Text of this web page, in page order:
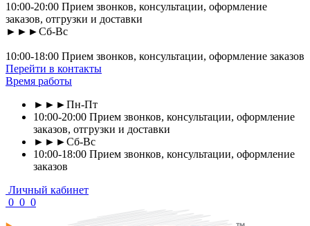
10:00-20:00 Прием звонков, консультации, оформление
заказов, отгрузки и доставки
►►►Сб-Вс
10:00-18:00 Прием звонков, консультации, оформление заказов
Перейти в контакты
Время работы
►►►Пн-Пт
10:00-20:00 Прием звонков, консультации, оформление
заказов, отгрузки и доставки
►►►Сб-Вс
10:00-18:00 Прием звонков, консультации, оформление
заказов
Личный кабинет
0 0 0